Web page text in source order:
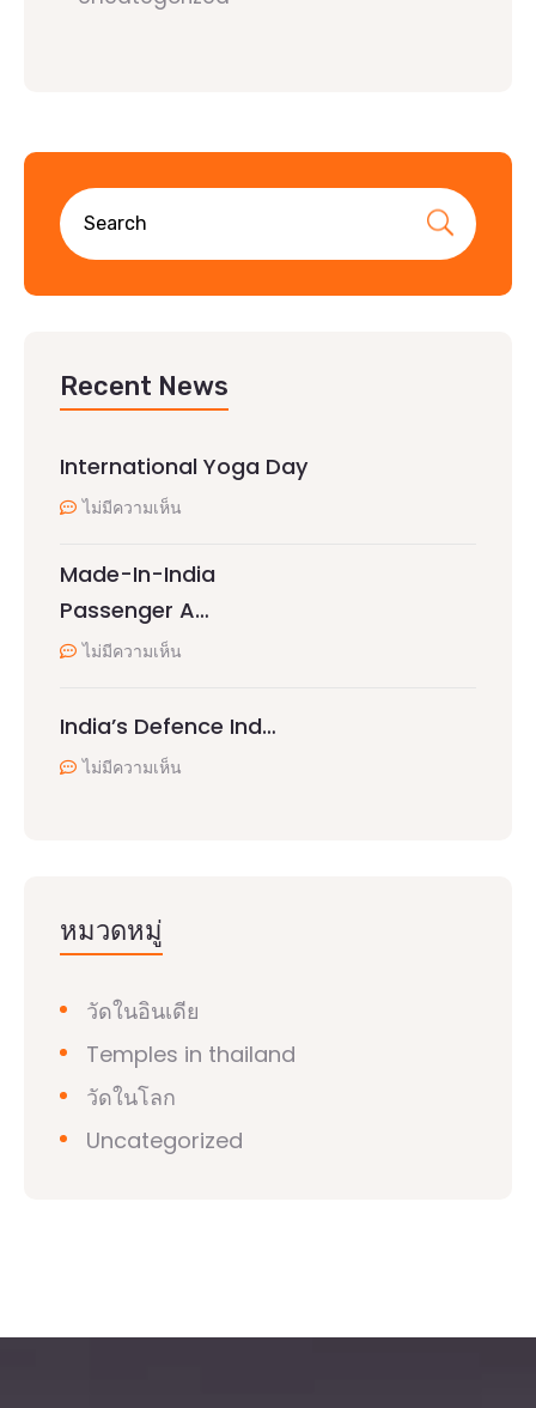
Recent News
International Yoga Day
ไม่มีความเห็น
Made-In-India
Passenger A…
ไม่มีความเห็น
India’s Defence Ind…
ไม่มีความเห็น
หมวดหมู่
วัดในอินเดีย
Temples in thailand
วัดในโลก
Uncategorized